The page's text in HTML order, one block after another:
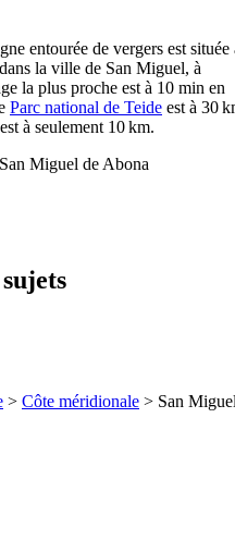
entourée de vergers est située
la ville de San Miguel, à
la plus proche est à 10 min en
Parc national de Teide est à 30
est à seulement 10 km.
Miguel de Abona
> Côte méridionale > San